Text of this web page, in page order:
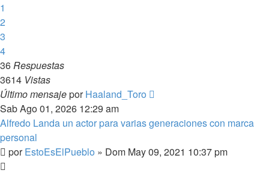
1
2
3
4
36Respuestas
3614 Vistas
Último mensajeporHaaland_Toro
Sab Ago 01, 2026 12:29 am
Alfredo Landa un actor para varias generaciones con marca
personal
porEstoEsElPueblo » Dom May 09, 2021 10:37 pm